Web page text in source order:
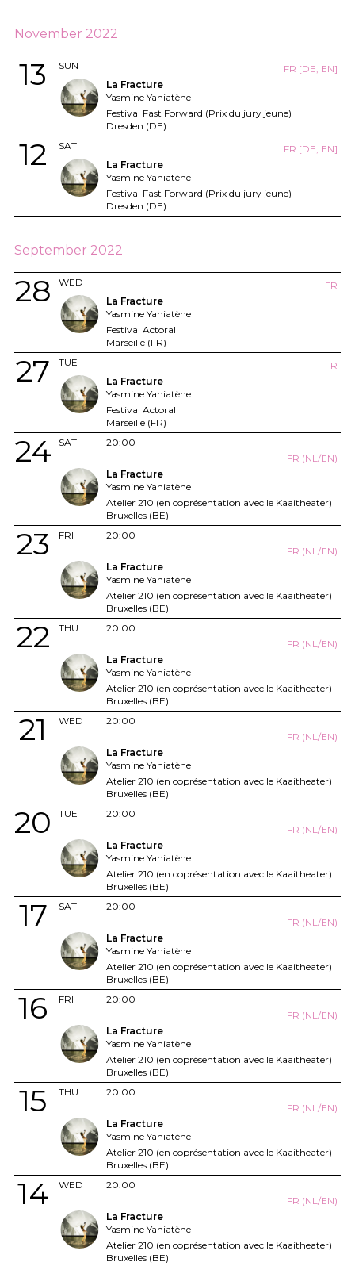
November 2022
SUN
13
FR [DE, EN]
La Fracture
Yasmine Yahiatène
Festival Fast Forward (Prix du jury jeune)
Dresden (DE)
SAT
12
FR [DE, EN]
La Fracture
Yasmine Yahiatène
Festival Fast Forward (Prix du jury jeune)
Dresden (DE)
September 2022
WED
28
FR
La Fracture
Yasmine Yahiatène
Festival Actoral
Marseille (FR)
TUE
27
FR
La Fracture
Yasmine Yahiatène
Festival Actoral
Marseille (FR)
SAT
24
20:00
FR (NL/EN)
La Fracture
Yasmine Yahiatène
Atelier 210 (en coprésentation avec le Kaaitheater)
Bruxelles (BE)
FRI
23
20:00
FR (NL/EN)
La Fracture
Yasmine Yahiatène
Atelier 210 (en coprésentation avec le Kaaitheater)
Bruxelles (BE)
THU
22
20:00
FR (NL/EN)
La Fracture
Yasmine Yahiatène
Atelier 210 (en coprésentation avec le Kaaitheater)
Bruxelles (BE)
WED
21
20:00
FR (NL/EN)
La Fracture
Yasmine Yahiatène
Atelier 210 (en coprésentation avec le Kaaitheater)
Bruxelles (BE)
TUE
20
20:00
FR (NL/EN)
La Fracture
Yasmine Yahiatène
Atelier 210 (en coprésentation avec le Kaaitheater)
Bruxelles (BE)
SAT
17
20:00
FR (NL/EN)
La Fracture
Yasmine Yahiatène
Atelier 210 (en coprésentation avec le Kaaitheater)
Bruxelles (BE)
FRI
16
20:00
FR (NL/EN)
La Fracture
Yasmine Yahiatène
Atelier 210 (en coprésentation avec le Kaaitheater)
Bruxelles (BE)
THU
15
20:00
FR (NL/EN)
La Fracture
Yasmine Yahiatène
Atelier 210 (en coprésentation avec le Kaaitheater)
Bruxelles (BE)
WED
14
20:00
FR (NL/EN)
La Fracture
Yasmine Yahiatène
Atelier 210 (en coprésentation avec le Kaaitheater)
Bruxelles (BE)